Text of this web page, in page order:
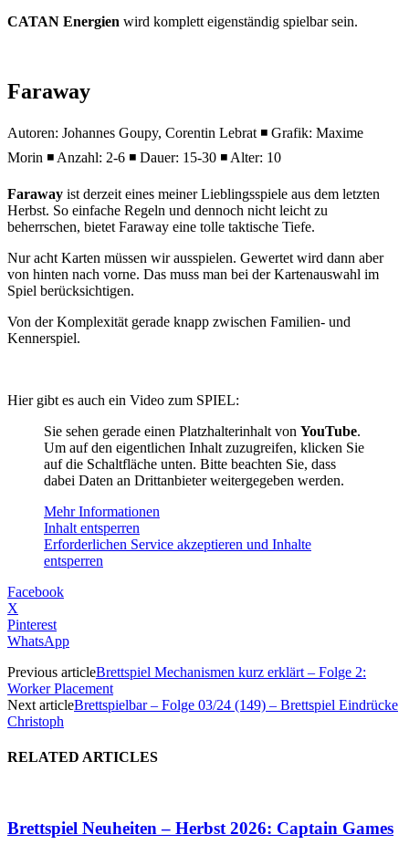
CATAN Energien wird komplett eigenständig spielbar sein.
Faraway
Autoren: Johannes Goupy, Corentin Lebrat ◾ Grafik: Maxime
Morin ◾ Anzahl: 2-6 ◾ Dauer: 15-30 ◾ Alter: 10
Faraway ist derzeit eines meiner Lieblingsspiele aus dem letzten
Herbst. So einfache Regeln und dennoch nicht leicht zu
beherrschen, bietet Faraway eine tolle taktische Tiefe.
Nur acht Karten müssen wir ausspielen. Gewertet wird dann aber
von hinten nach vorne. Das muss man bei der Kartenauswahl im
Spiel berücksichtigen.
Von der Komplexität gerade knapp zwischen Familien- und
Kennerspiel.
Hier gibt es auch ein Video zum SPIEL:
Sie sehen gerade einen Platzhalterinhalt von YouTube.
Um auf den eigentlichen Inhalt zuzugreifen, klicken Sie
auf die Schaltfläche unten. Bitte beachten Sie, dass
dabei Daten an Drittanbieter weitergegeben werden.
Mehr Informationen
Inhalt entsperren
Erforderlichen Service akzeptieren und Inhalte
entsperren
Facebook
X
Pinterest
WhatsApp
Previous articleBrettspiel Mechanismen kurz erklärt – Folge 2:
Worker Placement
Next articleBrettspielbar – Folge 03/24 (149) – Brettspiel Eindrücke
Christoph
RELATED ARTICLES
Brettspiel Neuheiten – Herbst 2026: Captain Games